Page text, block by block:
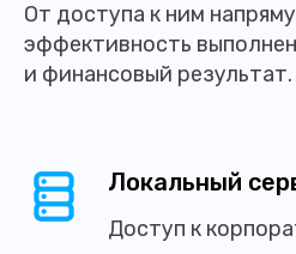
От доступа к ним
эффективность
и финансовый результат.
Локальный
Доступ к